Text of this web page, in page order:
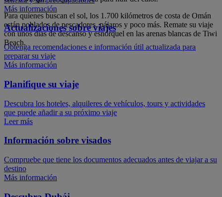
Para quienes buscan el sol, los 1.700 kilómetros de costa de Omán
están poblados de pescadores, pájaros y poco más. Remate su viaje
con unos días de descanso y esnórquel en las arenas blancas de Tiwi
Beach.
Más información
Actualizaciones sobre viajes
Obtenga recomendaciones e información útil actualizada para
preparar su viaje
Más información
Planifique su viaje
Descubra los hoteles, alquileres de vehículos, tours y actividades
que puede añadir a su próximo viaje
Leer más
Información sobre visados
Compruebe que tiene los documentos adecuados antes de viajar a su
destino
Más información